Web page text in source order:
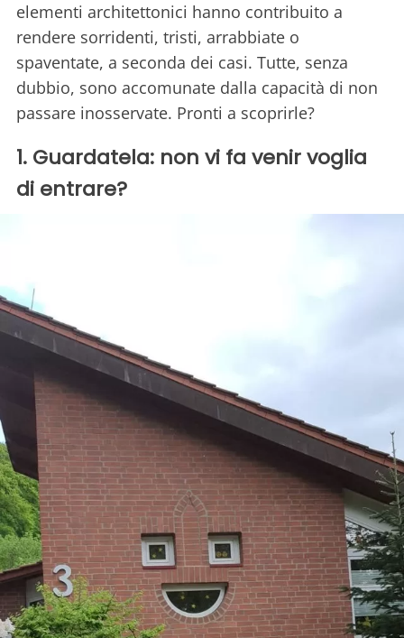
elementi architettonici hanno contribuito a
rendere sorridenti, tristi, arrabbiate o
spaventate, a seconda dei casi. Tutte, senza
dubbio, sono accomunate dalla capacità di non
passare inosservate. Pronti a scoprirle?
1. Guardatela: non vi fa venir voglia
di entrare?